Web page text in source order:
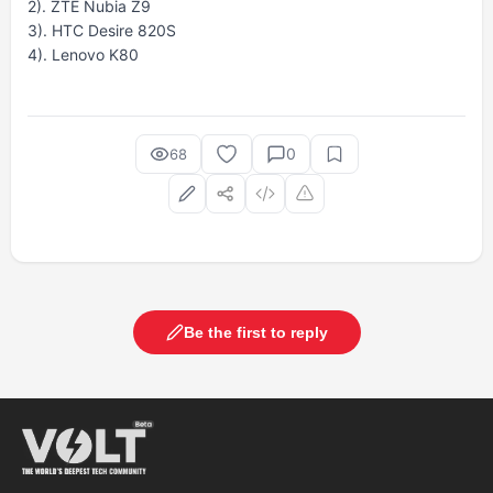
2). ZTE Nubia Z9
3). HTC Desire 820S
4). Lenovo K80
68 0
Be the first to reply